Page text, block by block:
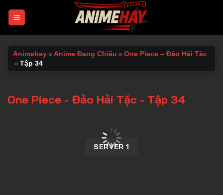
Animehay » Anime Đang Chiếu » One Piece – Đảo Hải Tặc
» Tập 34
One Piece - Đảo Hải Tặc - Tập 34
SERVER 1